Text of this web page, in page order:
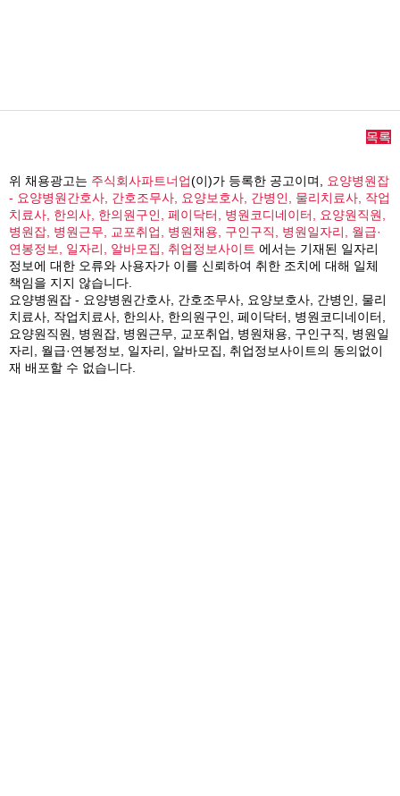
목록
위 채용광고는 주식회사파트너업(이)가 등록한 공고이며,
요양병원잡
- 요양병원간호사, 간호조무사, 요양보호사, 간병인, 물리치료사, 작업
치료사, 한의사, 한의원구인, 페이닥터, 병원코디네이터, 요양원직원,
병원잡, 병원근무, 교포취업, 병원채용, 구인구직, 병원일자리, 월급·
연봉정보, 일자리, 알바모집, 취업정보사이트 에서는 기재된 일자리
정보에 대한 오류와 사용자가 이를 신뢰하여 취한 조치에 대해 일체
책임을 지지 않습니다.
요양병원잡 - 요양병원간호사, 간호조무사, 요양보호사, 간병인, 물리
치료사, 작업치료사, 한의사, 한의원구인, 페이닥터, 병원코디네이터,
요양원직원, 병원잡, 병원근무, 교포취업, 병원채용, 구인구직, 병원일
자리, 월급·연봉정보, 일자리, 알바모집, 취업정보사이트의 동의없이
재 배포할 수 없습니다.